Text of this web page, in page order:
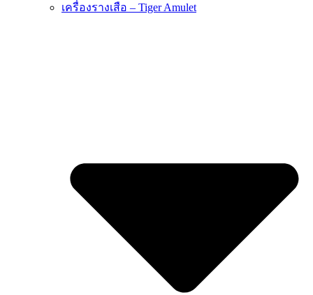
เครื่องรางเสือ – Tiger Amulet